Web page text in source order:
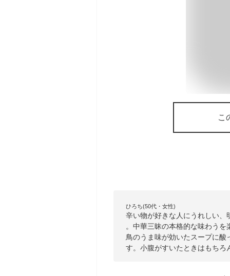
こ
ひろち(50代・女性)
辛い物が好きな人にうれしい
。中華三昧の本格的な味わう
鳥のうま味が効いたスープに
す。小腹がすいたときはもち